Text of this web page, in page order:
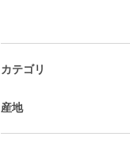
カテゴリ
産地